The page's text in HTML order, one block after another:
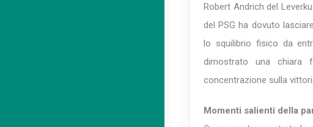
Robert Andrich del
del PSG ha dovuto
lo squilibrio fisico da
dimostrato una chiara
concentrazione sulla
Momenti salienti della